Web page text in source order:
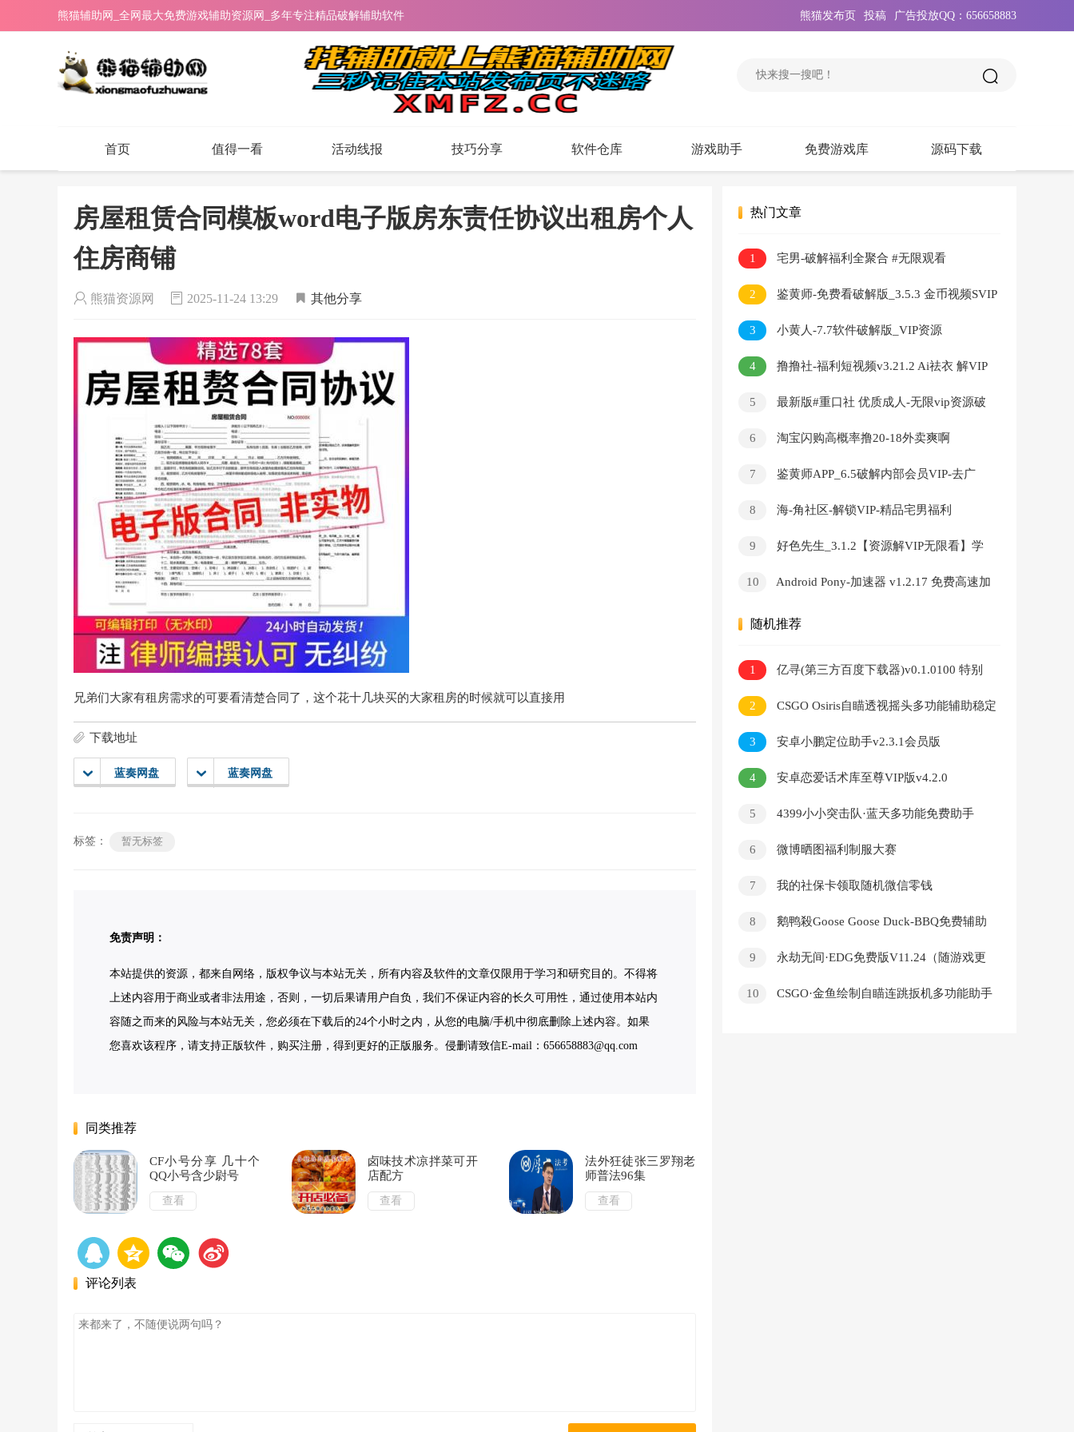
熊猫辅助网_全网最大免费游戏辅助资源网_多年专注精品破解辅助软件 广告投放QQ：656658883
投稿
熊猫发布页
首页 值得一看 活动线报 技巧分享 软件仓库 游戏助手 免费游戏库 源码下载
房屋租赁合同模板word电子版房东责任协议出租房个人
住房商铺
熊猫资源网 2025-11-24 13:29 其他分享
兄弟们大家有租房需求的可要看清楚合同了，这个花十几块买的大家租房的时候就可以直接用
下载地址
蓝奏网盘 蓝奏网盘
标签： 暂无标签
免责声明：
本站提供的资源，都来自网络，版权争议与本站无关，所有内容及软件的文章仅限用于学习和研究目的。不得将
上述内容用于商业或者非法用途，否则，一切后果请用户自负，我们不保证内容的长久可用性，通过使用本站内
容随之而来的风险与本站无关，您必须在下载后的24个小时之内，从您的电脑/手机中彻底删除上述内容。如果
您喜欢该程序，请支持正版软件，购买注册，得到更好的正版服务。侵删请致信E-mail：656658883@qq.com
同类推荐
CF小号分享 几十个
QQ小号含少尉号
查看
卤味技术凉拌菜可开
店配方
查看
法外狂徒张三罗翔老
师普法96集
查看
评论列表
热门文章
1 宅男-破解福利全聚合 #无限观看
2
鉴黄师-免费看破解版_3.5.3 金币视频SVIP
无限看
3
小黄人-7.7软件破解版_VIP资源
4
撸撸社-福利短视频v3.21.2 Ai祛衣 解VIP
5
最新版#重口社 优质成人-无限vip资源破
6
淘宝闪购高概率撸20-18外卖爽啊
7
鉴黄师APP_6.5破解内部会员VIP-去广
8
海-角社区-解锁VIP-精品宅男福利
9
好色先生_3.1.2【资源解VIP无限看】学
10
Android Pony-加速器 v1.2.17 免费高速加
随机推荐
1
亿寻(第三方百度下载器)v0.1.0100 特别
版
2
CSGO Osiris自瞄透视摇头多功能辅助稳定
版
3
安卓小鹏定位助手v2.3.1会员版
4 安卓恋爱话术库至尊VIP版v4.2.0
5 4399小小突击队·蓝天多功能免费助手
6 微博晒图福利制服大赛
7 我的社保卡领取随机微信零钱
8
鹅鸭殺Goose Goose Duck-BBQ免费辅助
9
永劫无间·EDG免费版V11.24（随游戏更
10
CSGO·金鱼绘制自瞄连跳扳机多功能助手